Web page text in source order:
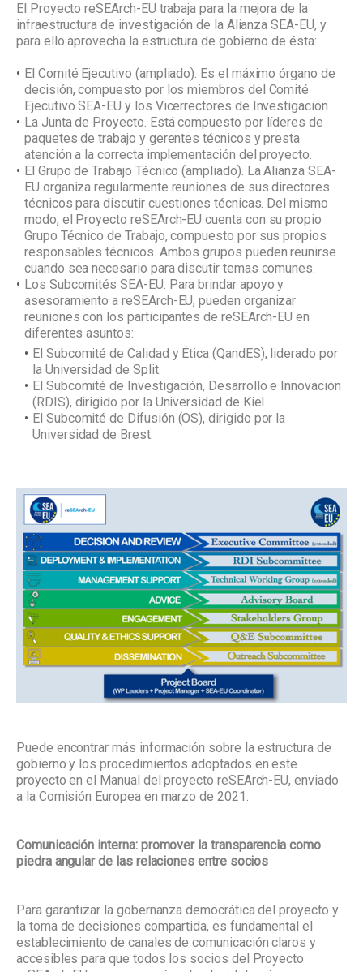
El Proyecto reSEArch-EU trabaja para la mejora de la
infraestructura de investigación de la Alianza SEA-EU, y
para ello aprovecha la estructura de gobierno de ésta:
El Comité Ejecutivo (ampliado). Es el máximo órgano de
decisión, compuesto por los miembros del Comité
Ejecutivo SEA-EU y los Vicerrectores de Investigación.
La Junta de Proyecto. Está compuesto por líderes de
paquetes de trabajo y gerentes técnicos y presta
atención a la correcta implementación del proyecto.
El Grupo de Trabajo Técnico (ampliado). La Alianza SEA-
EU organiza regularmente reuniones de sus directores
técnicos para discutir cuestiones técnicas. Del mismo
modo, el Proyecto reSEArch-EU cuenta con su propio
Grupo Técnico de Trabajo, compuesto por sus propios
responsables técnicos. Ambos grupos pueden reunirse
cuando sea necesario para discutir temas comunes.
Los Subcomités SEA-EU. Para brindar apoyo y
asesoramiento a reSEArch-EU, pueden organizar
reuniones con los participantes de reSEArch-EU en
diferentes asuntos:
El Subcomité de Calidad y Ética (QandES), liderado por
la Universidad de Split.
El Subcomité de Investigación, Desarrollo e Innovación
(RDIS), dirigido por la Universidad de Kiel.
El Subcomité de Difusión (OS), dirigido por la
Universidad de Brest.
Puede encontrar más información sobre la estructura de
gobierno y los procedimientos adoptados en este
proyecto en el Manual del proyecto reSEArch-EU, enviado
a la Comisión Europea en marzo de 2021.
Comunicación interna: promover la transparencia como
piedra angular de las relaciones entre socios
Para garantizar la gobernanza democrática del proyecto y
la toma de decisiones compartida, es fundamental el
establecimiento de canales de comunicación claros y
accesibles para que todos los socios del Proyecto